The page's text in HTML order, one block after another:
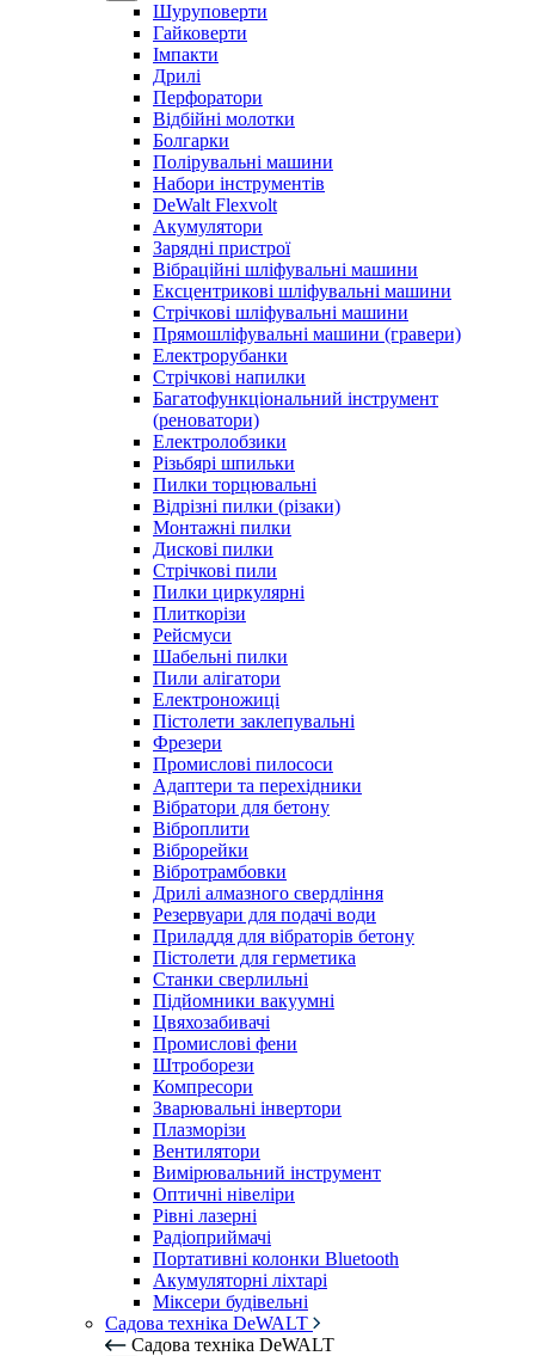
Шуруповерти
Гайковерти
Імпакти
Дрилі
Перфоратори
Відбійні молотки
Болгарки
Полірувальні машини
Набори інструментів
DeWalt Flexvolt
Акумулятори
Зарядні пристрої
Вібраційні шліфувальні машини
Ексцентрикові шліфувальні машини
Стрічкові шліфувальні машини
Прямошліфувальні машини (гравери)
Електрорубанки
Стрічкові напилки
Багатофункціональний інструмент
(реноватори)
Електролобзики
Різьбярі шпильки
Пилки торцювальні
Відрізні пилки (різаки)
Монтажні пилки
Дискові пилки
Стрічкові пили
Пилки циркулярні
Плиткорізи
Рейсмуси
Шабельні пилки
Пили алігатори
Електроножиці
Пістолети заклепувальні
Фрезери
Промислові пилососи
Адаптери та перехідники
Вібратори для бетону
Віброплити
Віброрейки
Вібротрамбовки
Дрилі алмазного свердління
Резервуари для подачі води
Приладдя для вібраторів бетону
Пістолети для герметика
Станки сверлильні
Підйомники вакуумні
Цвяхозабивачі
Промислові фени
Штроборези
Компресори
Зварювальні інвертори
Плазморізи
Вентилятори
Вимірювальний інструмент
Оптичні нівеліри
Рівні лазерні
Радіоприймачі
Портативні колонки Bluetooth
Акумуляторні ліхтарі
Міксери будівельні
Садова техніка DeWALT
Садова техніка DeWALT